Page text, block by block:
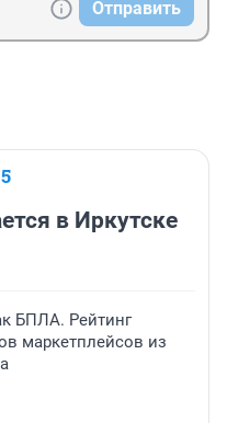
Отправить
в Иркутске
БПЛА. Рейтинг
маркетплейсов из